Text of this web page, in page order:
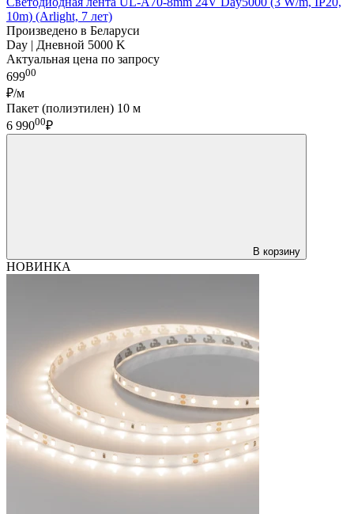
10m) (Arlight, 7 лет)
Произведено в Беларуси
Day | Дневной 5000 K
Актуальная цена по запросу
69900
₽/м
Пакет (полиэтилен) 10 м
6 99000₽
В корзину
НОВИНКА